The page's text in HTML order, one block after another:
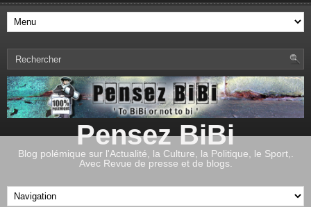
Pensez BiBi
Blog polémique sur l'Actualité, la Culture, la Politique, le Sport,.
Avec Revue de presse et de blogs.